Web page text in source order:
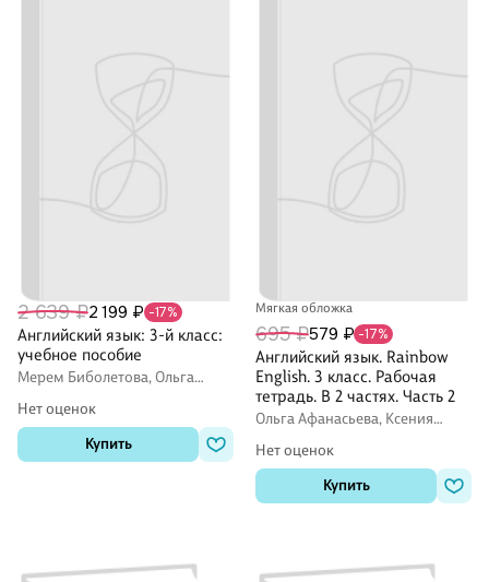
2 639 ₽2 199 ₽ -17%
Английский язык: 3-й класс:
учебное пособие
Мерем Биболетова, Ольга
Нет оценок
Купить
Мягкая обложка
695 ₽579 ₽ -17%
Английский язык. Rainbow
English. 3 класс. Рабочая
тетрадь. В 2 частях. Часть 2
Ольга Афанасьева, Ксения
Нет оценок
Купить